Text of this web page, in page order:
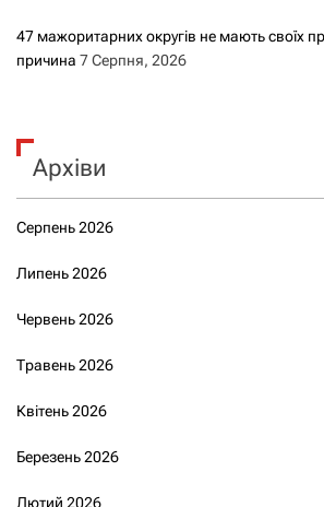
47 мажоритарних округів не мають своїх
причина 7 Серпня, 2026
Архіви
Серпень 2026
Липень 2026
Червень 2026
Травень 2026
Квітень 2026
Березень 2026
Лютий 2026